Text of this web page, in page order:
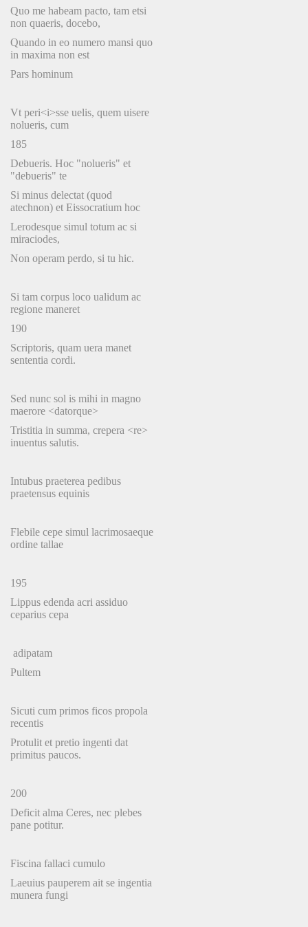
Quo me habeam pacto, tam etsi
non quaeris, docebo,
Quando in eo numero mansi quo
in maxima non est
Pars hominum
Vt peri<i>sse uelis, quem uisere
nolueris, cum
185
Debueris. Hoc "nolueris" et
"debueris" te
Si minus delectat (quod
atechnon) et Eissocratium hoc
Lerodesque simul totum ac si
miraciodes,
Non operam perdo, si tu hic.
Si tam corpus loco ualidum ac
regione maneret
190
Scriptoris, quam uera manet
sententia cordi.
Sed nunc sol is mihi in magno
maerore <datorque>
Tristitia in summa, crepera <re>
inuentus salutis.
Intubus praeterea pedibus
praetensus equinis
Flebile cepe simul lacrimosaeque
ordine tallae
195
Lippus edenda acri assiduo
ceparius cepa
adipatam
Pultem
Sicuti cum primos ficos propola
recentis
Protulit et pretio ingenti dat
primitus paucos.
200
Deficit alma Ceres, nec plebes
pane potitur.
Fiscina fallaci cumulo
Laeuius pauperem ait se ingentia
munera fungi